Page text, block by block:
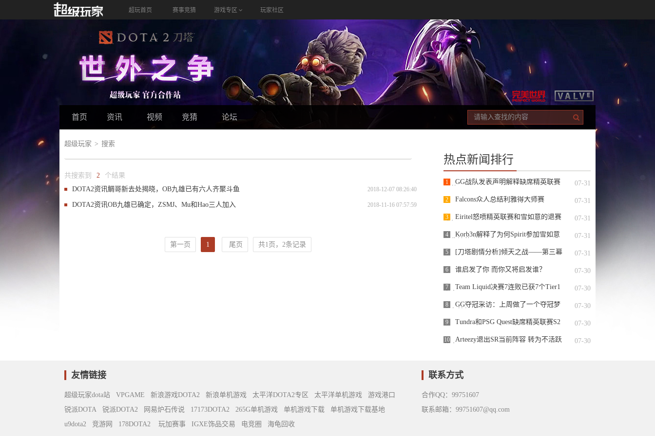
超玩首页 赛事竞猜 游戏专区 玩家社区
首页 资讯 视频 竞猜 论坛
超级玩家 搜索
共搜索到 2 个结果
2018-12-07 08:26:40
DOTA2资讯鲷哥新去处揭晓，OB九雄已有六人齐聚斗鱼
2018-11-16 07:57:59
DOTA2资讯OB九雄已确定，ZSMJ、Mu和Hao三人加入
第一页 1 尾页 共1页，2条记录
热点新闻排行
1
GG战队发表声明解释缺席精英联赛
07-31
2 Falcons众人总结利雅得大师赛 07-31
3
Eiritel怒喷精英联赛和雪如意的退赛
07-31
4
Korb3n解释了为何Spirit参加雪如意
07-31
5 [刀塔剧情分析]倾天之战——第三幕 07-31
6 谁启发了你 而你又将启发谁？ 07-30
7
Team Liquid决赛7连败已获7个Tier1
07-30
8
GG夺冠采访：上周做了一个夺冠梦
07-30
9 Tundra和PSG Quest缺席精英联赛S2 07-30
10
Arteezy退出SR当前阵容 转为不活跃
07-30
友情链接
超级玩家dota站 VPGAME 新浪游戏DOTA2 新浪单机游戏 太平洋DOTA2专区 太平洋单机游戏
游戏港口
锐派DOTA
锐派DOTA2 网易炉石传说 17173DOTA2 265G单机游戏 单机游戏下载
单机游戏下载基地
u9dota2
竞游网 178DOTA2 玩加赛事 IGXE饰品交易 电竞圈 海龟回收
联系方式
合作QQ：99751607
联系邮箱：99751607@qq.com